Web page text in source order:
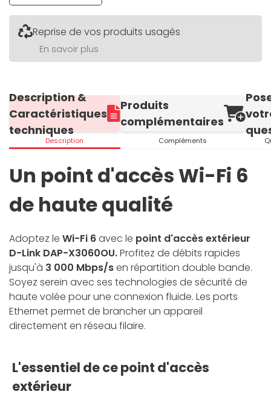
Reprise de vos produits usagés
En savoir plus
Description &
Caractéristiques
techniques
Description
Produits
complémentaires
Compléments
Un point d'accès Wi-Fi 6
de haute qualité
Adoptez le Wi-Fi 6avec le point d'accès extérieur
D-Link DAP-X3060OU.Profitez de débits rapides
jusqu'à 3 000 Mbps/sen répartition double bande.
Soyez serein avec ses technologies de sécurité de
haute volée pour une connexion fluide. Les ports
Ethernet permet de brancher un appareil
directement en réseau filaire.
L'essentiel de ce point d'accès
extérieur